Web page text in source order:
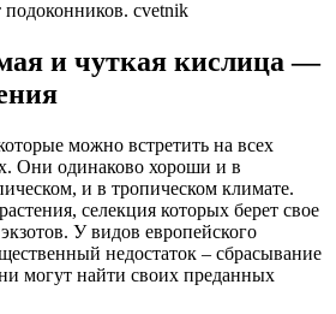
подоконников. cvetnik
и чуткая кислица —
можно встретить на всех
Они одинаково хороши и в
и в тропическом климате.
селекция которых берет свое
У видов европейского
недостаток – сбрасывание
могут найти своих преданных